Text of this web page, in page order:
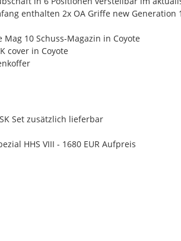
enthalten 2x OA Griffe new Generation
Mag 10 Schuss-Magazin in Coyote
cover in Coyote
Set zusätzlich lieferbar
HHS VIII - 1680 EUR Aufpreis